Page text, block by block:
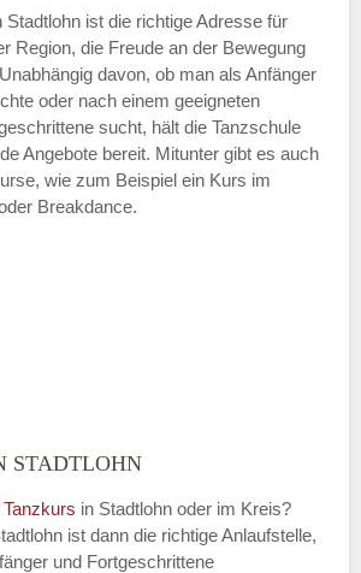
Stadtlohn ist die richtige Adresse für
Region, die Freude an der Bewegung
davon, ob man als Anfänger
oder nach einem geeigneten
sucht, hält die Tanzschule
Angebote bereit. Mitunter gibt es auch
wie zum Beispiel ein Kurs im
Breakdance.
STADTLOHN
Tanzkurs in Stadtlohn oder im Kreis?
ist dann die richtige Anlaufstelle,
und Fortgeschrittene